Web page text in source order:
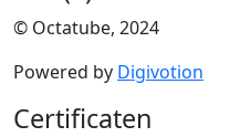
© Octatube, 2024
Powered by Digivotion
Certificaten